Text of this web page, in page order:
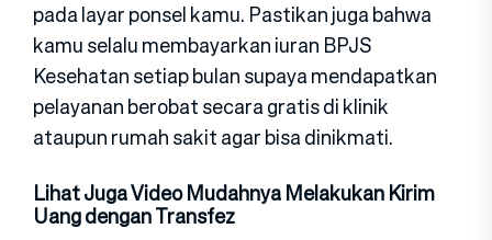
pada layar ponsel kamu. Pastikan juga bahwa
kamu selalu membayarkan iuran BPJS
Kesehatan setiap bulan supaya mendapatkan
pelayanan berobat secara gratis di klinik
ataupun rumah sakit agar bisa dinikmati.
Lihat Juga Video Mudahnya Melakukan Kirim
Uang dengan Transfez